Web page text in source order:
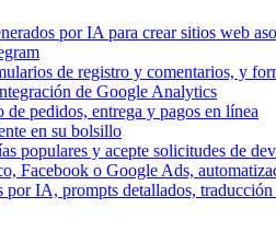
por IA para crear sitios web
de registro y comentarios, y
de Google Analytics
pedidos, entrega y pagos en línea
en su bolsillo
populares y acepte solicitudes de
Facebook o Google Ads,
por IA, prompts detallados, traducción